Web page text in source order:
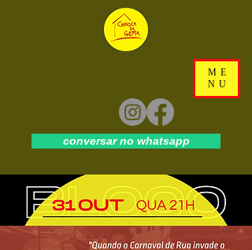
ME
NU
conversar no whatsapp